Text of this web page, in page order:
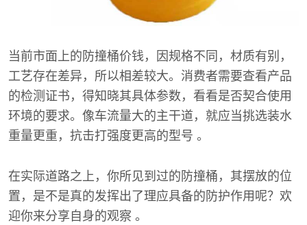
当前市面上的防撞桶价钱，因规格不同，材质有别，
工艺存在差异，所以相差较大。消费者需要查看产品
的检测证书，得知晓其具体参数，看看是否契合使用
环境的要求。像车流量大的主干道，就应当挑选装水
重量更重，抗击打强度更高的型号 。
在实际道路之上，你所见到过的防撞桶，其摆放的位
置，是不是真的发挥出了理应具备的防护作用呢？欢
迎你来分享自身的观察 。